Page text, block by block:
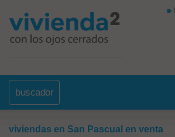
buscador
viviendas en San Pascual en venta